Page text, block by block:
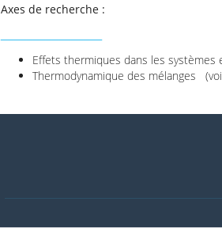
Axes de recherche :
Effets thermiques dans les
Thermodynamique des mélanges